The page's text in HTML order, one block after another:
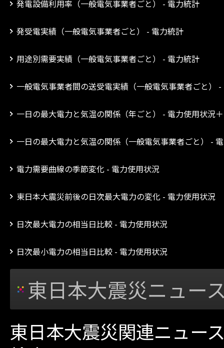
発電設備利用率（一般電気事業者ごと） - 電力統計
発受電実績（一般電気事業者ごと） - 電力統計
用途別需要実績（一般電気事業者ごと） - 電力統計
一般電気事業者間の送受電実績（一般電気事業者ごと）
一日の最大電力と気温の関係（年ごと） - 電力使用状況
一日の最大電力と気温の関係（一般電気事業者ごと） -
電力需要曲線の季節変化 - 電力使用状況
東日本大震災前後の日次最大電力の変化 - 電力使用状況
日次最大電力の相当日比較 - 電力使用状況
日次最小電力の相当日比較 - 電力使用状況
東日本大震災ニュー
東日本大震災関連ニュー